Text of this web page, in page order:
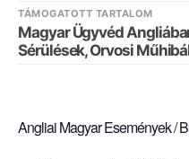
TÁMOGATOTT TARTALOM
Magyar Ügyvéd
Sérülések, Orvosi
Angliai Magyar Események /